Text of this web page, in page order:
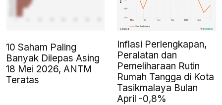
10 Saham Paling
Banyak Dilepas Asing
18 Mei 2026, ANTM
Teratas
Inflasi Perlengkapan,
Peralatan dan
Pemeliharaan Rutin
Rumah Tangga di Kota
Tasikmalaya Bulan
April -0,8%